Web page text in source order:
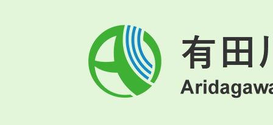
有
田
川
町